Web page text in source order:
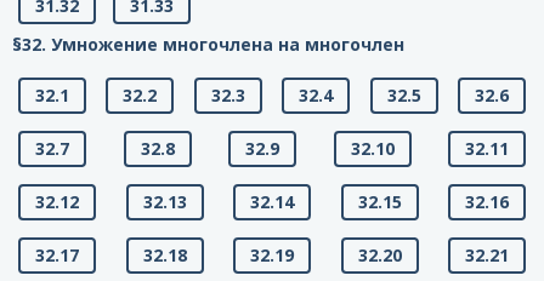
31.32
31.33
§32. Умножение многочлена на многочлен
32.1 32.2 32.3 32.4 32.5 32.6
32.7 32.8 32.9 32.10 32.11
32.12 32.13 32.14 32.15 32.16
32.17 32.18 32.19 32.20 32.21